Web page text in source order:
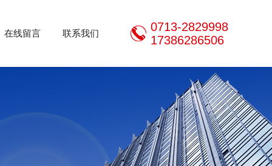
在线留言 联系我们
0713-2829998
17386286506